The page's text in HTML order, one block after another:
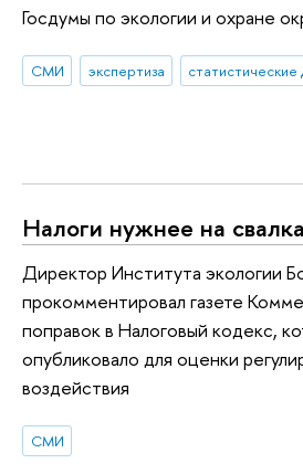
Госдумы по эколог­ии и охране
СМИ экспертиза статистические
Налоги нужнее на
Директор Института экологии
прокомментировал газете
поправок в Налоговый кодекс,
опубликовало для оценки
воздействия
СМИ